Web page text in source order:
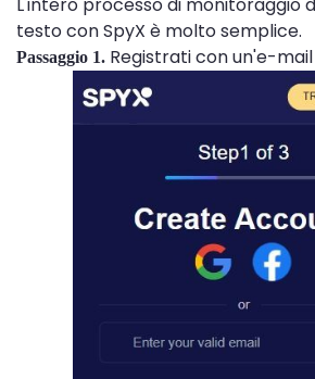
testo con SpyX è molto semplice.
Passaggio 1. Registrati con un'e-mail